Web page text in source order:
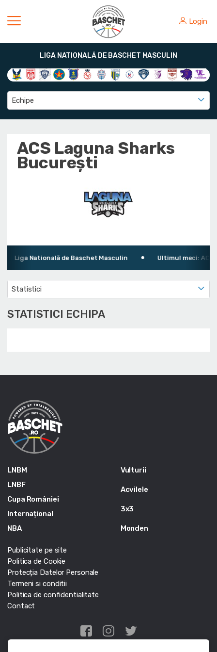
Login
LIGA NATIONALĂ DE BASCHET MASCULIN
Echipe
ACS Laguna Sharks
București
Liga Natională de Baschet Masculin Ultimul meci: ACS
Statistici
STATISTICI ECHIPA
LNBM
LNBF
Cupa României
Internațional
NBA
Vulturii
Acvilele
3x3
Monden
Publicitate pe site
Politica de Cookie
Protecția Datelor Personale
Termeni si conditii
Politica de confidentialitate
Contact